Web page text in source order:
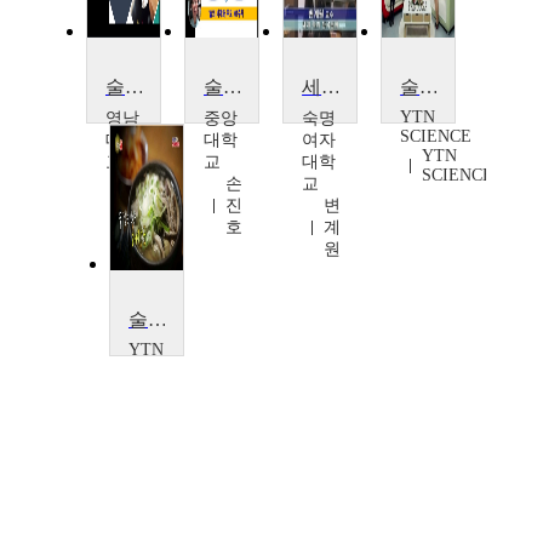
술과 문화
영남
대학
교
한
기
동
술의 세계와 주도
중앙
대학
교
손
진
호
세계속의 한국문화
숙명
여자
대학
교
변
계
원
술, 백해무익?!
YTN
SCIENCE
YTN
SCIENCE
술 잡는 보약, 해장국
YTN